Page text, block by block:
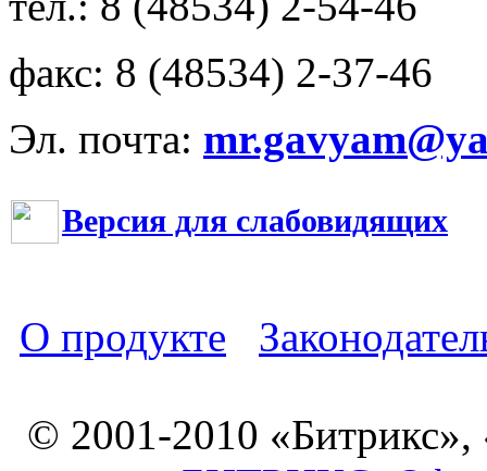
факс: 8 (48534) 2-37-46
Эл. почта:
Версия для слабовидящих
О продукте
© 2001-2010 «Битрикс»,